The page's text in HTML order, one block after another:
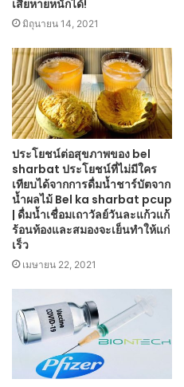
เสียหายหนักได้!
มิถุนายน 14, 2021
ประโยชน์ต่อสุขภาพของ bel
sharbat ประโยชน์ที่ไม่มีใคร
เทียบได้จากการดื่มน้ำชาร์บัตจาก
น้ำผลไม้ Bel ka sharbat pcup
| ดื่มน้ำเชื่อมเถาวัลย์วันละแก้วแก้
ร้อนท้องและสมองจะเย็นทำให้แก่
เร็ว
เมษายน 22, 2021